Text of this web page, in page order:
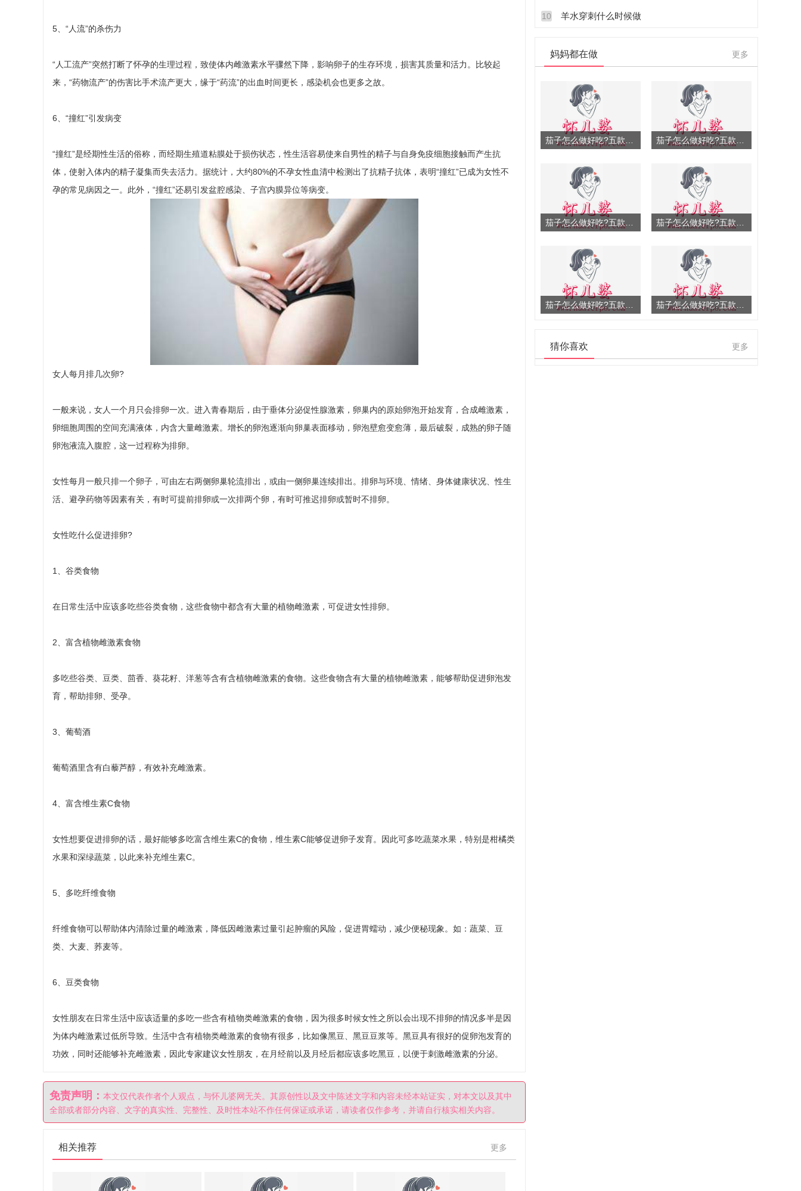
5、“人流”的杀伤力
“人工流产”突然打断了怀孕的生理过程，致使体内雌激素水平骤然下降，影响卵子的生存环境，损害其质量和活力。比较起
来，“药物流产”的伤害比手术流产更大，缘于“药流”的出血时间更长，感染机会也更多之故。
6、“撞红”引发病变
“撞红”是经期性生活的俗称，而经期生殖道粘膜处于损伤状态，性生活容易使来自男性的精子与自身免疫细胞接触而产生抗
体，使射入体内的精子凝集而失去活力。据统计，大约80%的不孕女性血清中检测出了抗精子抗体，表明“撞红”已成为女性不
孕的常见病因之一。此外，“撞红”还易引发盆腔感染、子宫内膜异位等病变。
女人每月排几次卵?
一般来说，女人一个月只会排卵一次。进入青春期后，由于垂体分泌促性腺激素，卵巢内的原始卵泡开始发育，合成雌激素，
卵细胞周围的空间充满液体，内含大量雌激素。增长的卵泡逐渐向卵巢表面移动，卵泡壁愈变愈薄，最后破裂，成熟的卵子随
卵泡液流入腹腔，这一过程称为排卵。
女性每月一般只排一个卵子，可由左右两侧卵巢轮流排出，或由一侧卵巢连续排出。排卵与环境、情绪、身体健康状况、性生
活、避孕药物等因素有关，有时可提前排卵或一次排两个卵，有时可推迟排卵或暂时不排卵。
女性吃什么促进排卵?
1、谷类食物
在日常生活中应该多吃些谷类食物，这些食物中都含有大量的植物雌激素，可促进女性排卵。
2、富含植物雌激素食物
多吃些谷类、豆类、茴香、葵花籽、洋葱等含有含植物雌激素的食物。这些食物含有大量的植物雌激素，能够帮助促进卵泡发
育，帮助排卵、受孕。
3、葡萄酒
葡萄酒里含有白藜芦醇，有效补充雌激素。
4、富含维生素C食物
女性想要促进排卵的话，最好能够多吃富含维生素C的食物，维生素C能够促进卵子发育。因此可多吃蔬菜水果，特别是柑橘类
水果和深绿蔬菜，以此来补充维生素C。
5、多吃纤维食物
纤维食物可以帮助体内清除过量的雌激素，降低因雌激素过量引起肿瘤的风险，促进胃蠕动，减少便秘现象。如：蔬菜、豆
类、大麦、荞麦等。
6、豆类食物
女性朋友在日常生活中应该适量的多吃一些含有植物类雌激素的食物，因为很多时候女性之所以会出现不排卵的情况多半是因
为体内雌激素过低所导致。生活中含有植物类雌激素的食物有很多，比如像黑豆、黑豆豆浆等。黑豆具有很好的促卵泡发育的
功效，同时还能够补充雌激素，因此专家建议女性朋友，在月经前以及月经后都应该多吃黑豆，以便于刺激雌激素的分泌。
免责声明： 本文仅代表作者个人观点，与怀儿婆网无关。其原创性以及文中陈述文字和内容未经本站证实，对本文以及其中
全部或者部分内容、文字的真实性、完整性、及时性本站不作任何保证或承诺，请读者仅作参考，并请自行核实相关内容。
更多
相关推荐
羊水穿刺什么时候做
10
更多
妈妈都在做
更多
猜你喜欢